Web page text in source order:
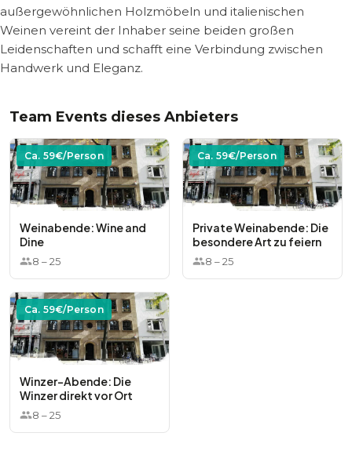
außergewöhnlichen Holzmöbeln und italienischen
Weinen vereint der Inhaber seine beiden großen
Leidenschaften und schafft eine Verbindung zwischen
Handwerk und Eleganz.
Team Events dieses Anbieters
Ca. 59€/Person
Weinabende: Wine and
Dine
8 –25
Ca. 59€/Person
Private Weinabende: Die
besondere Art zu feiern
8 –25
Ca. 59€/Person
Winzer-Abende: Die
Winzer direkt vor Ort
8 –25